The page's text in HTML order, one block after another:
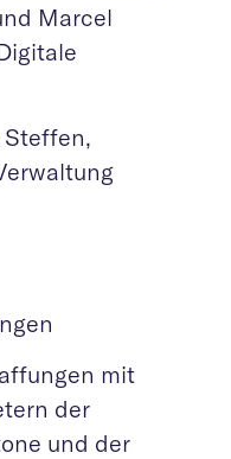
Marcel
Steffen,
mit
der
und der